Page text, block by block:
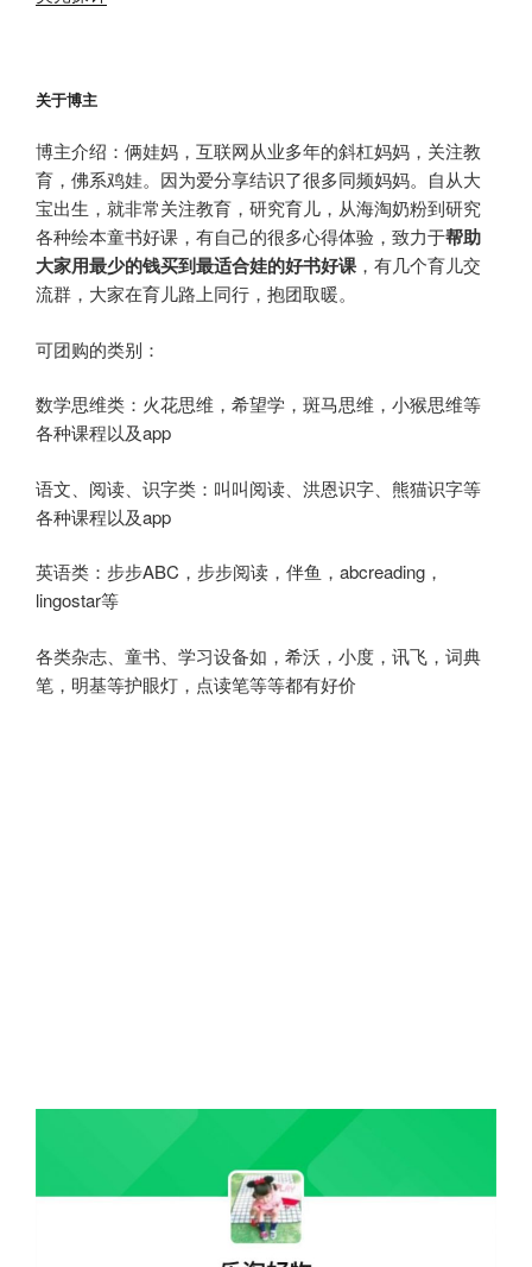
关于博主
博主介绍：俩娃妈，互联网从业多年的斜杠妈妈，关注教
育，佛系鸡娃。因为爱分享结识了很多同频妈妈。自从大
宝出生，就非常关注教育，研究育儿，从海淘奶粉到研究
各种绘本童书好课，有自己的很多心得体验，致力于帮助
大家用最少的钱买到最适合娃的好书好课 ，有几个育儿交
流群，大家在育儿路上同行，抱团取暖。
可团购的类别：
数学思维类：火花思维，希望学，斑马思维，小猴思维等
各种课程以及app
语文、阅读、识字类：叫叫阅读、洪恩识字、熊猫识字等
各种课程以及app
英语类：步步ABC，步步阅读，伴鱼，abcreading，
lingostar等
各类杂志、童书、学习设备如，希沃，小度，讯飞，词典
笔，明基等护眼灯，点读笔等等都有好价